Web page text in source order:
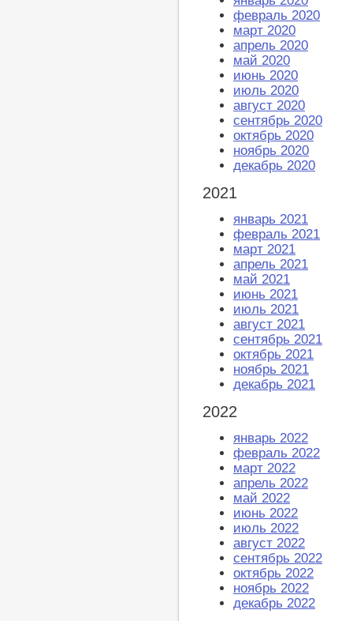
февраль 2020
март 2020
апрель 2020
май 2020
июнь 2020
июль 2020
август 2020
сентябрь 2020
октябрь 2020
ноябрь 2020
декабрь 2020
2021
январь 2021
февраль 2021
март 2021
апрель 2021
май 2021
июнь 2021
июль 2021
август 2021
сентябрь 2021
октябрь 2021
ноябрь 2021
декабрь 2021
2022
январь 2022
февраль 2022
март 2022
апрель 2022
май 2022
июнь 2022
июль 2022
август 2022
сентябрь 2022
октябрь 2022
ноябрь 2022
декабрь 2022